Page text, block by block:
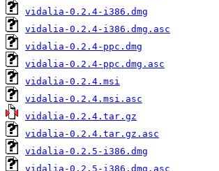
vidalia-0.2.4-i386.dmg
vidalia-0.2.4-i386.dmg.asc
vidalia-0.2.4-ppc.dmg
vidalia-0.2.4-ppc.dmg.asc
vidalia-0.2.4.msi
vidalia-0.2.4.msi.asc
vidalia-0.2.4.tar.gz
vidalia-0.2.4.tar.gz.asc
vidalia-0.2.5-i386.dmg
vidalia-0.2.5-i386.dmg.asc